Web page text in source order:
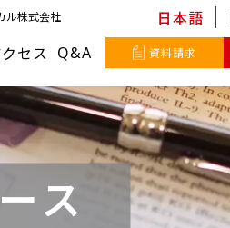
ル株式会社 日本語
セス Q&A 資料請求
ス